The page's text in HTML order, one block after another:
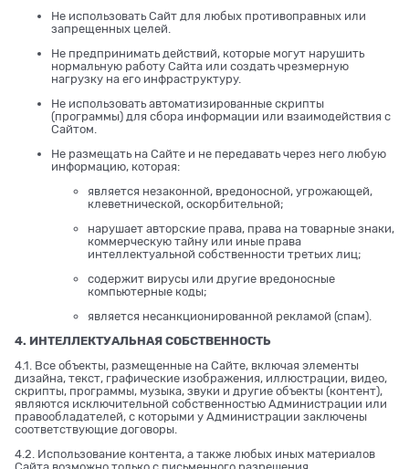
Не использовать Сайт для любых противоправных или
запрещенных целей.
Не предпринимать действий, которые могут нарушить
нормальную работу Сайта или создать чрезмерную
нагрузку на его инфраструктуру.
Не использовать автоматизированные скрипты
(программы) для сбора информации или взаимодействия с
Сайтом.
Не размещать на Сайте и не передавать через него любую
информацию, которая:
является незаконной, вредоносной, угрожающей,
клеветнической, оскорбительной;
нарушает авторские права, права на товарные знаки,
коммерческую тайну или иные права
интеллектуальной собственности третьих лиц;
содержит вирусы или другие вредоносные
компьютерные коды;
является несанкционированной рекламой (спам).
4. ИНТЕЛЛЕКТУАЛЬНАЯ СОБСТВЕННОСТЬ
4.1. Все объекты, размещенные на Сайте, включая элементы
дизайна, текст, графические изображения, иллюстрации, видео,
скрипты, программы, музыка, звуки и другие объекты (контент),
являются исключительной собственностью Администрации или
правообладателей, с которыми у Администрации заключены
соответствующие договоры.
4.2. Использование контента, а также любых иных материалов